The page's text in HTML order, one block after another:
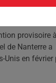
le strict
provisoire
de Nanterre a
Unis en février